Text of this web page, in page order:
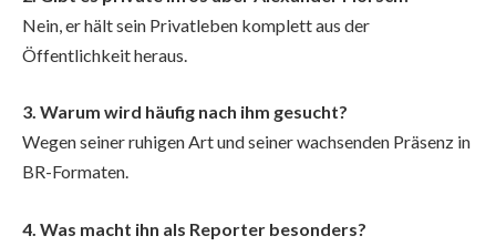
Nein, er hält sein Privatleben komplett aus der
Öffentlichkeit heraus.
3. Warum wird häufig nach ihm gesucht?
Wegen seiner ruhigen Art und seiner wachsenden Präsenz in
BR-Formaten.
4. Was macht ihn als Reporter besonders?